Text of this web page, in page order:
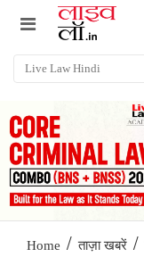
Home / ताज़ा खबरें /